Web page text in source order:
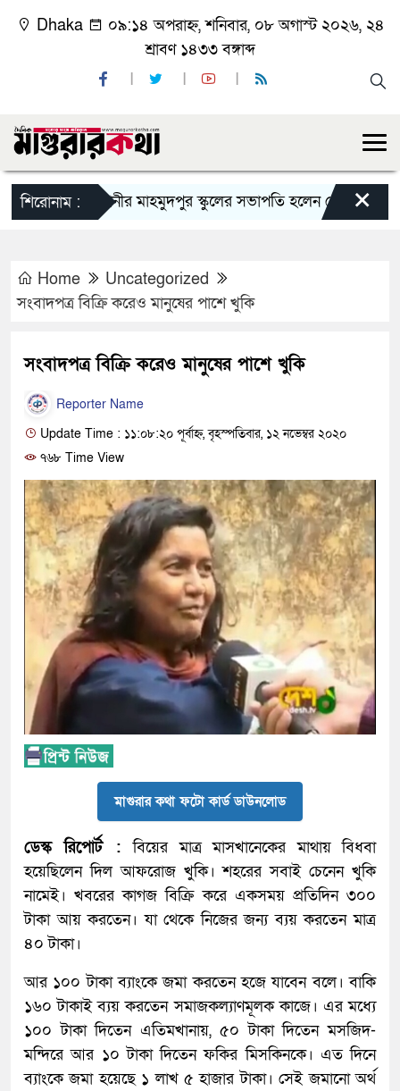
Dhaka
০৯:১৪ অপরাহ্ন, শনিবার, ০৮ অগাস্ট ২০২৬, ২৪
শ্রাবণ ১৪৩৩ বঙ্গাব্দ
শিরোনাম :
কাশিয়ানীর মাহমুদপুর স্কুলের সভাপতি হলেন গোবিন্দ কির্ত্তনীয়া
×
Home
Uncategorized
সংবাদপত্র বিক্রি করেও মানুষের পাশে খুকি
সংবাদপত্র বিক্রি করেও মানুষের পাশে খুকি
Reporter Name
Update Time : ১১:০৮:২০ পূর্বাহ্ন, বৃহস্পতিবার, ১২ নভেম্বর ২০২০
৭৬৮ Time View
মাগুরার কথা ফটো কার্ড ডাউনলোড
ডেস্ক রিপোর্ট :বিয়ের মাত্র মাসখানেকের মাথায় বিধবা
হয়েছিলেন দিল আফরোজ খুকি। শহরের সবাই চেনেন খুকি
নামেই। খবরের কাগজ বিক্রি করে একসময় প্রতিদিন ৩০০
টাকা আয় করতেন। যা থেকে নিজের জন্য ব্যয় করতেন মাত্র
৪০ টাকা।
আর ১০০ টাকা ব্যাংকে জমা করতেন হজে যাবেন বলে। বাকি
১৬০ টাকাই ব্যয় করতেন সমাজকল্যাণমূলক কাজে। এর মধ্যে
১০০ টাকা দিতেন এতিমখানায়, ৫০ টাকা দিতেন মসজিদ-
মন্দিরে আর ১০ টাকা দিতেন ফকির মিসকিনকে। এত দিনে
ব্যাংকে জমা হয়েছে ১ লাখ ৫ হাজার টাকা। সেই জমানো অর্থ